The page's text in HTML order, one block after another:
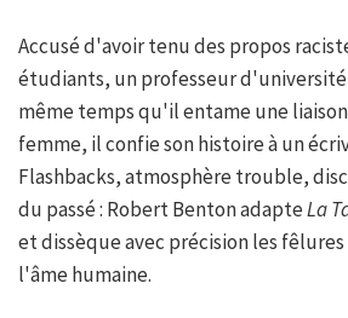
Accusé d'avoir tenu des propos
étudiants, un professeur d'université
même temps qu'il entame une
femme, il confie son histoire à un
Flashbacks, atmosphère trouble,
du passé : Robert Benton adapteLa
et dissèque avec précision les
l'âme humaine.